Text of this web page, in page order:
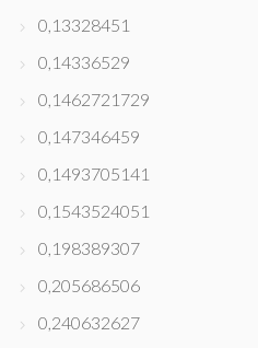
0,13328451
0,14336529
0,1462721729
0,147346459
0,1493705141
0,1543524051
0,198389307
0,205686506
0,240632627